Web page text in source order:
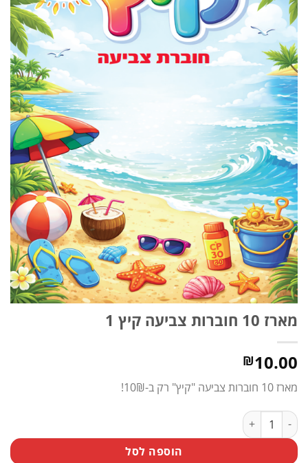
מארז 10 חוברות צביעה קיץ 1
₪10.00
מארז 10 חוברות צביעה "קיץ" רק ב-10₪!
כמות של מארז 10 חוברות צביעה קיץ 1
הוספה לסל